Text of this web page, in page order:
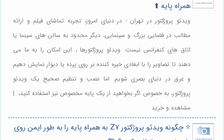
همراه پایه ⬆️
ویدئو پروژکتور در تهران - در دنیای امروز، تجربه تماشای فیلم و ارائه
مطالب در فضایی بزرگ و سینمایی، دیگر محدود به سالن های سینما یا
اتاق های کنفرانس نیست. ویدئو پروژکتورها ، این امکان را به ما می
دهند تا تصاویر را با ابعادی خیره کننده بر روی پرده یا دیوار نمایش دهیم
و غرق در دنیای بصری شویم. اما نصب و تنظیم صحیح یک ویدئو
پروژکتور، به خصوص اگر بخواهید از یک پایه مخصوص نیز استفاده کنید،. |
مشاهده و خرید
⭐️ چگونه ویدئو پروژکتور Z7 به همراه پایه را به طور ایمن روی